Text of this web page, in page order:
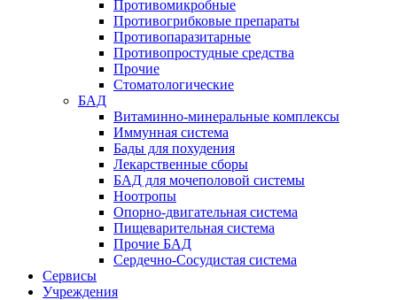
Противомикробные
Противогрибковые препараты
Противопаразитарные
Противопростудные средства
Прочие
Стоматологические
БАД
Витаминно-минеральные комплексы
Иммунная система
Бады для похудения
Лекарственные сборы
БАД для мочеполовой системы
Ноотропы
Опорно-двигательная система
Пищеварительная система
Прочие БАД
Сердечно-Сосудистая система
Сервисы
Учреждения